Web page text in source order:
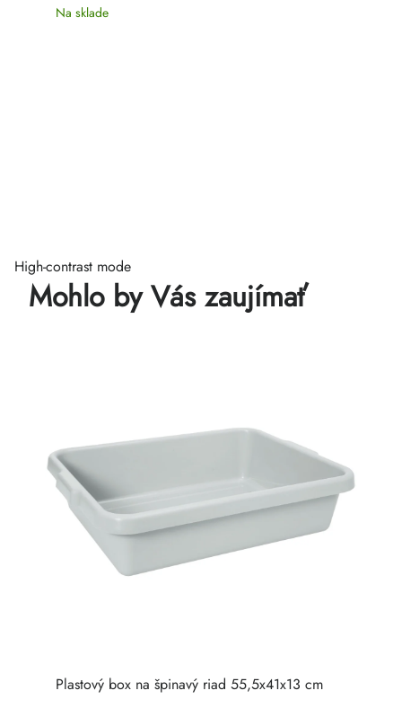
Na sklade
High-contrast mode
Mohlo by Vás zaujímať
Plastový box na špinavý riad 55,5x41x13 cm